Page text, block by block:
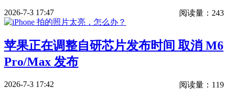
2026-7-3 17:47 阅读量：243
苹果正在调整自研芯片发布时间 取消 M6
Pro/Max 发布
2026-7-3 17:42 阅读量：119